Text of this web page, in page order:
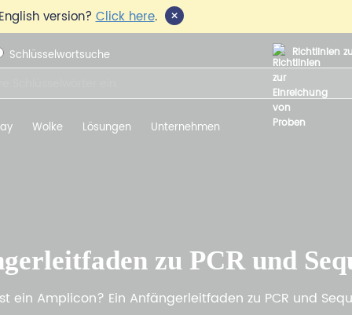
version?Click here. ×
Richtlinien
Schlüsselwortsuche
Wolke Lösungen Unternehmen
zu PCR und
ein Amplicon? Ein Anfängerleitfaden zu PCR und